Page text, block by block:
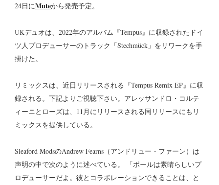
24日にMuteから発売予定。
UKデュオは、2022年のアルバム『Tempus』に収録されたドイ
ツ人プロデューサーのトラック「Stechmück」をリワークを手
掛けた。
リミックスは、近日リリースされる『Tempus Remix EP』に収
録される。下記よりご視聴下さい。アレッサンドロ・コルテ
ィーニとローズは、11月にリリースされる同リリースにもリ
ミックスを提供している。
Sleaford ModsのAndrew Fearns（アンドリュー・ファーン）は
声明の中で次のように述べている。 「ポールは素晴らしいプ
ロデューサーだよ。彼とコラボレーションできることは、と